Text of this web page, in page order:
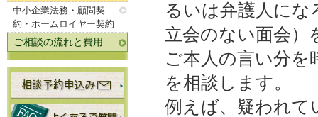
中小企業法務・顧問契
約・ホームロイヤー契約
ご相談の流れと費用
るいは弁護人に
立会のない面会）
ご本人の言い分を
を相談します。
例えば、疑われて